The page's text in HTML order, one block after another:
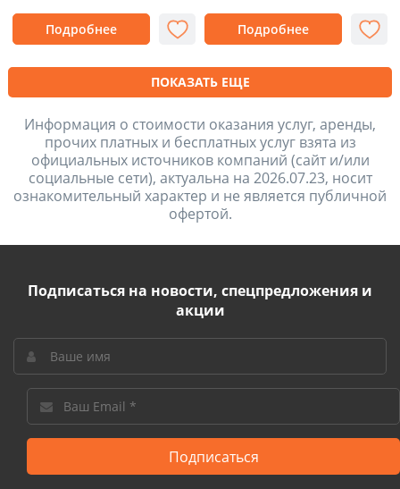
Подробнее Подробнее
ПОКАЗАТЬ ЕЩЕ
Информация о стоимости оказания услуг, аренды,
прочих платных и бесплатных услуг взята из
официальных источников компаний (сайт и/или
социальные сети), актуальна на 2026.07.23, носит
ознакомительный характер и не является публичной
офертой.
Подписаться на новости, спецпредложения и
акции
Подписаться